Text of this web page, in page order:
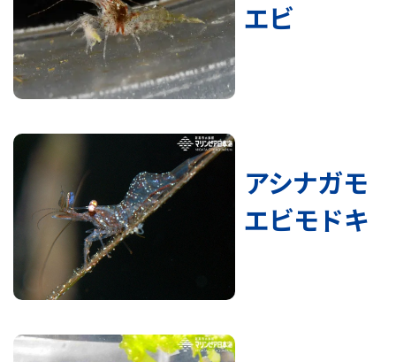
エビ
アシナガモ
エビモドキ